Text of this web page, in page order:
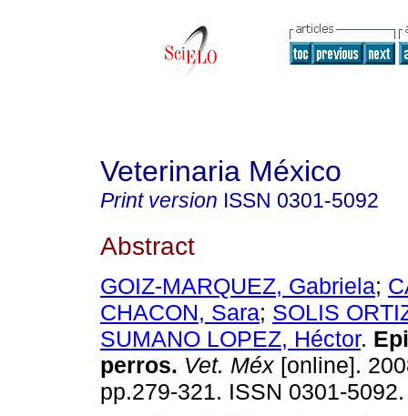
Veterinaria México
Print version ISSN 0301-5092
Abstract
GOIZ-MARQUEZ, Gabriela;
CHACON, Sara; SOLIS
SUMANO LOPEZ, Héctor.
perros. Vet. Méx [online].
pp.279-321. ISSN 0301-5092.